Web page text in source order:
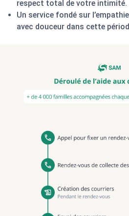
respect total de votre intimité.
Un service fondé sur
avec douceur dans cette